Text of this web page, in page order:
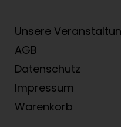
Unsere
AGB
Datenschutz
Impressum
Warenkorb